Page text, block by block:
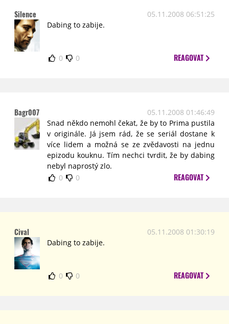
Silence
05.11.2008 06:51:25
Dabing to zabije.
0 0 REAGOVAT
Bagr007
05.11.2008 01:46:49
Snad někdo nemohl čekat, že by to Prima pustila
v originále. Já jsem rád, že se seriál dostane k
více lidem a možná se ze zvědavosti na jednu
epizodu kouknu. Tím nechci tvrdit, že by dabing
nebyl naprostý zlo.
0
0 REAGOVAT
Cival
05.11.2008 01:30:19
Dabing to zabije.
0 0 REAGOVAT